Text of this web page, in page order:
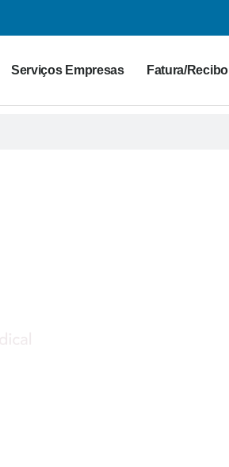
Serviços Empresas Fatura/Recibo